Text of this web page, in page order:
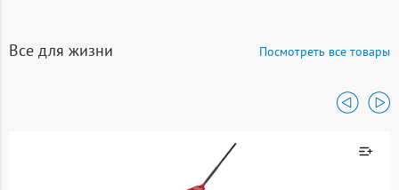
Все для жизни Посмотреть все товары